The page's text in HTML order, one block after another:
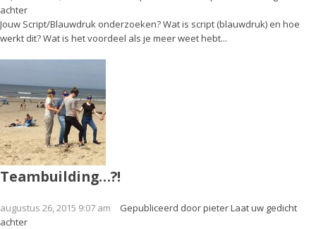
achter
Jouw Script/Blauwdruk onderzoeken? Wat is script (blauwdruk) en hoe
werkt dit? Wat is het voordeel als je meer weet hebt...
Teambuilding…?!
augustus 26, 2015 9:07 am Gepubliceerd doorpieterLaat uw gedicht
achter